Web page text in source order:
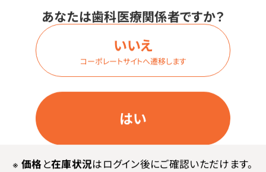
あなたは歯科医療関係者ですか？
はい
いいえ
コーポレートサイトへ遷移します
※ 価格と在庫状況はログイン後にご確認いただけます。
飲料用です。
その他